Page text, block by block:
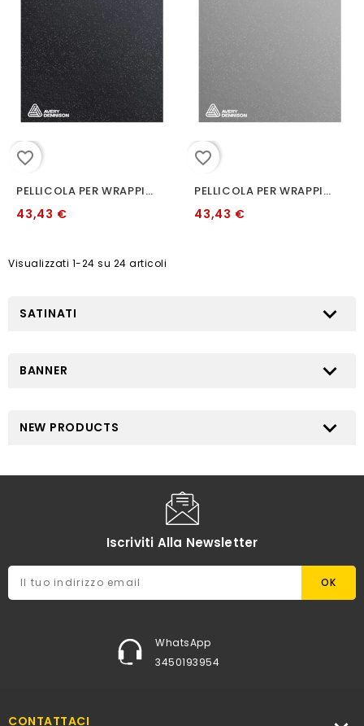
favorite_border
PELLICOLA PER WRAPPING AVERY BU4980001 SATIN METALLIC BLACK ROCK GREY
43,43 €
favorite_border
PELLICOLA PER WRAPPING AVERY SPACE SILVER METALLIZZATO SATINATO 152 CM
43,43 €
Visualizzati 1-24 su 24 articoli
SATINATI 
BANNER 
NEW PRODUCTS 
Iscriviti Alla Newsletter
WhatsApp
3450193954
CONTATTACI